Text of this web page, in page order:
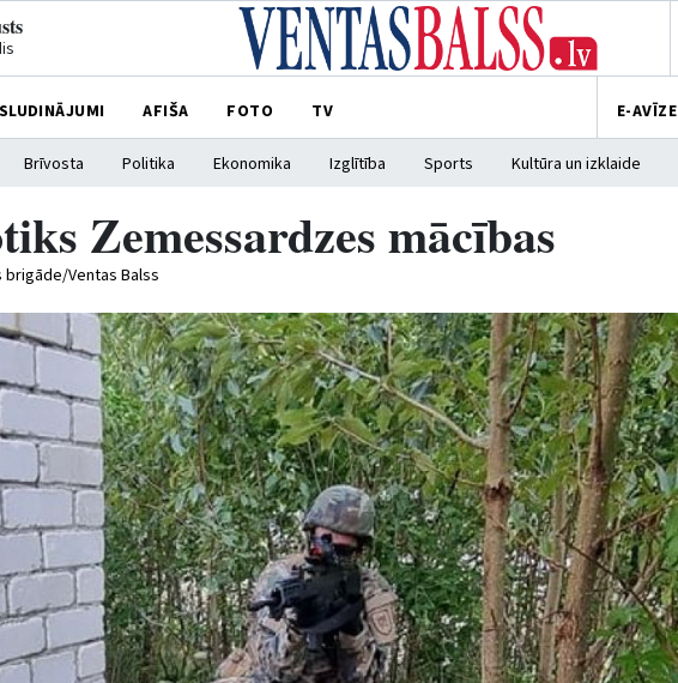
SLUDINĀJUMI AFIŠA FOTO TV E-AVĪZE
Brīvosta Politika Ekonomika Izglītība Sports Kultūra un izklaide
Zemessardzes mācības
Ventas Balss